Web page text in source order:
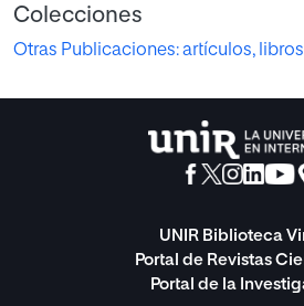
Colecciones
Otras Publicaciones: artículos,
UNIR Biblioteca
Portal de Revistas
Portal de la